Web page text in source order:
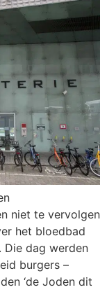
niet te vervolgen
het bloedbad
dag werden
burgers –
‘de Joden dit